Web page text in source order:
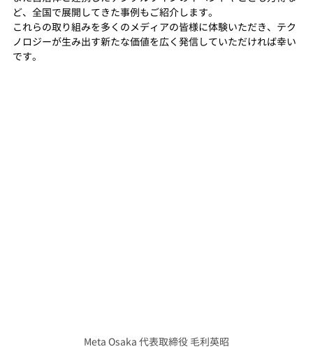
ど、全国で展開してきた事例もご紹介します。
これらの取り組みを多くのメディアの皆様に体験いただき、テク
ノロジーが生み出す新たな価値を広く発信していただければ幸い
です。
Meta Osaka 代表取締役 毛利英昭